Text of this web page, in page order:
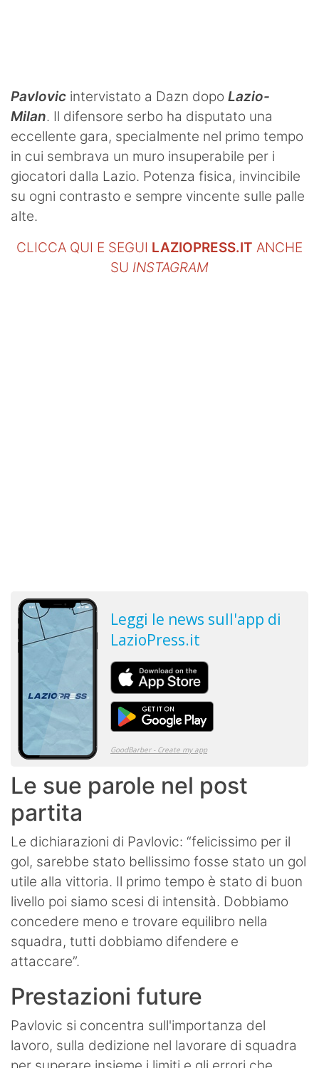
Pavlovic intervistato a Dazn dopo Lazio-
Milan. Il difensore serbo ha disputato una
eccellente gara, specialmente nel primo tempo
in cui sembrava un muro insuperabile per i
giocatori dalla Lazio. Potenza fisica, invincibile
su ogni contrasto e sempre vincente sulle palle
alte.
CLICCA QUI E SEGUI LAZIOPRESS.IT ANCHE
SU INSTAGRAM
Le sue parole nel post
partita
Le dichiarazioni di Pavlovic: “felicissimo per il
gol, sarebbe stato bellissimo fosse stato un gol
utile alla vittoria. Il primo tempo è stato di buon
livello poi siamo scesi di intensità. Dobbiamo
concedere meno e trovare equilibro nella
squadra, tutti dobbiamo difendere e
attaccare”.
Prestazioni future
Pavlovic si concentra sull'importanza del
lavoro, sulla dedizione nel lavorare di squadra